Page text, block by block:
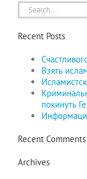
Search
for:
Recent Posts
Взять
покинуть
Recent Comments
Archives